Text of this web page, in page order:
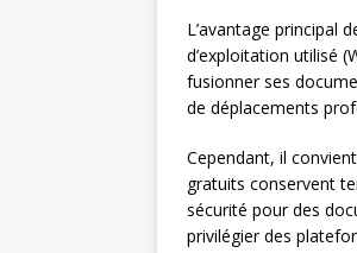
L’avantage principal
d’exploitation utilisé
fusionner ses
de déplacements
Cependant, il
gratuits conservent
sécurité pour des
privilégier des